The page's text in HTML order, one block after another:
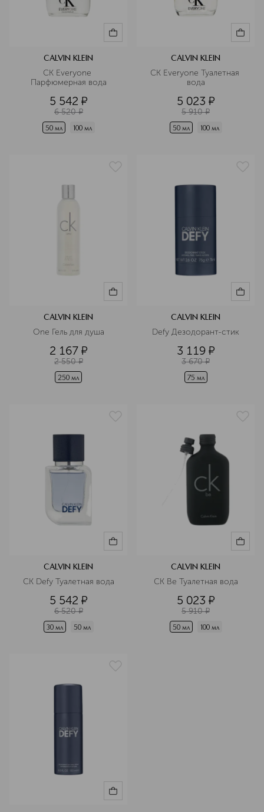
CALVIN KLEIN
CK Everyone
Парфюмерная вода
5 542 ¤
6 520 ¤
50 мл 100 мл
CALVIN KLEIN
CK Everyone Туалетная
вода
5 023 ¤
5 910 ¤
50 мл 100 мл
CALVIN KLEIN
One Гель для душа
2 167 ¤
2 550 ¤
250 мл
CALVIN KLEIN
Defy Дезодорант-стик
3 119 ¤
3 670 ¤
75 мл
CALVIN KLEIN
CK Defy Туалетная вода
5 542 ¤
6 520 ¤
30 мл 50 мл
CALVIN KLEIN
CK Be Туалетная вода
5 023 ¤
5 910 ¤
50 мл 100 мл